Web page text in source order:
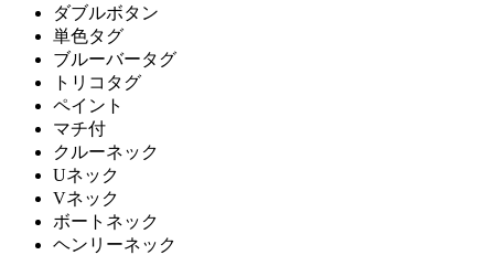
ダブルボタン
単色タグ
ブルーバータグ
トリコタグ
ペイント
マチ付
クルーネック
Uネック
Vネック
ボートネック
ヘンリーネック